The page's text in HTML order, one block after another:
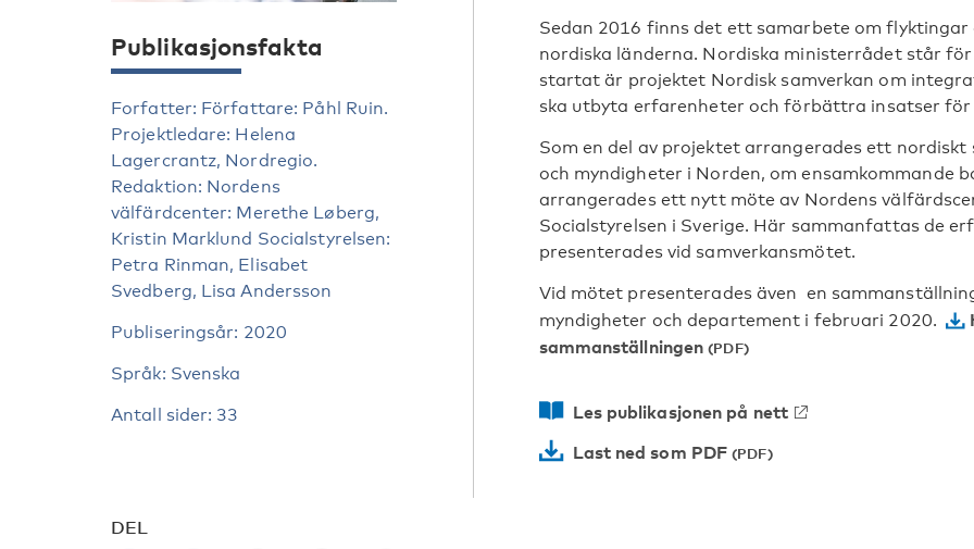
Sedan 2016 finns det ett samarbete om
nordiska länderna. Nordiska ministerrådet står
startat är projektet Nordisk samverkan om
ska utbyta erfarenheter och förbättra insatser för
Som en del av projektet arrangerades ett
och myndigheter i Norden, om ensamkommande
arrangerades ett nytt möte av Nordens
Socialstyrelsen i Sverige. Här sammanfattas de
presenterades vid samverkansmötet.
Vid mötet presenterades även en
myndigheter och departement i februari 2020.
sammanställningen
Les publikasjonen på nett
Last ned som PDF
Publikasjonsfakta
Forfatter: Författare: Påhl Ruin.
Projektledare: Helena
Lagercrantz, Nordregio.
Redaktion: Nordens
välfärdcenter: Merethe Løberg,
Kristin Marklund Socialstyrelsen:
Petra Rinman, Elisabet
Svedberg, Lisa Andersson
Publiseringsår: 2020
Språk: Svenska
Antall sider: 33
DEL